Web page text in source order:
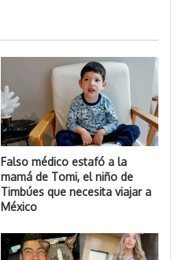
Falso médico estafó a la
mamá de Tomi, el niño de
Timbúes que necesita viajar a
México